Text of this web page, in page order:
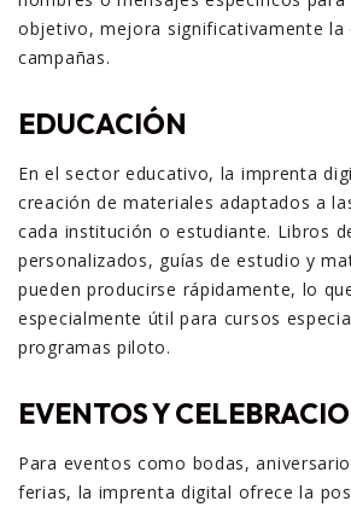
objetivo, mejora significativamente la
campañas.
EDUCACIÓN
En el sector educativo, la imprenta
creación de materiales adaptados a
cada institución o estudiante. Libros
personalizados, guías de estudio y
pueden producirse rápidamente, lo
especialmente útil para cursos
programas piloto.
EVENTOS Y
Para eventos como bodas,
ferias, la imprenta digital ofrece la